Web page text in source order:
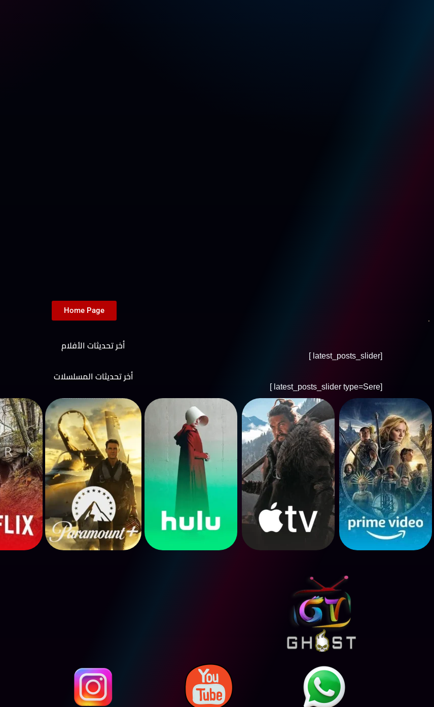
Home Page
أخر تحديثات الأفلام
[latest_posts_slider ]
أخر تحديثات المسلسلات
[latest_posts_slider type=Sere ]